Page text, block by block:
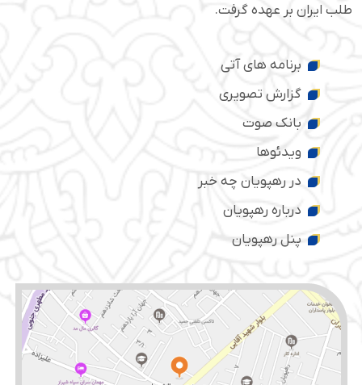
طلب ایران بر عهده گرفت.
برنامه های آتی
گزارش تصویری
بانک صوت
ویدئوها
در رهپویان چه خبر
درباره رهپویان
پنل رهپویان